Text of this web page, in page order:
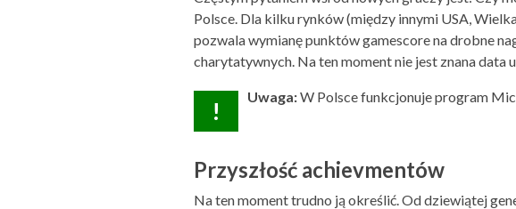
Polsce. Dla kilku rynków (między innymi USA,
pozwala wymianę punktów gamescore na drobne
charytatywnych. Na ten moment nie jest znana data
!
Uwaga:W Polsce funkcjonuje program
Przyszłość achievmentów
Na ten moment trudno ją określić. Od dziewiątej